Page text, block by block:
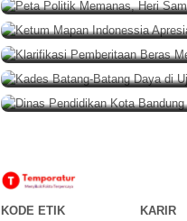
Ketum Mapan Indonessia
Klarifikasi Pemberitaan
Kades Batang-Batang
Dinas Pendidikan Kota
KODE ETIK KARIR